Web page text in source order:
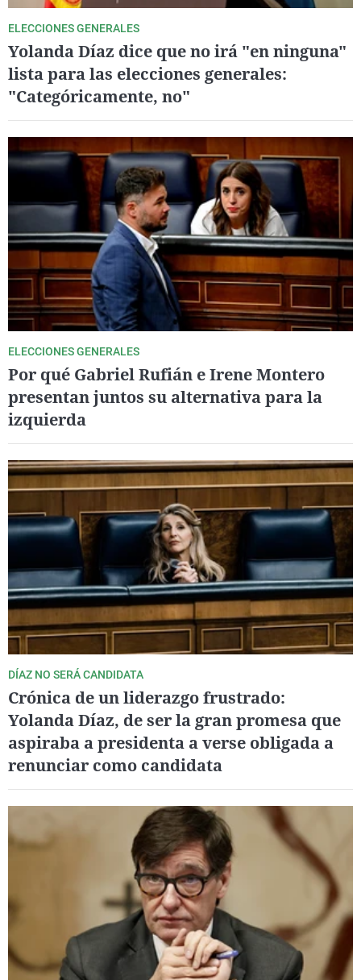
ELECCIONES GENERALES
Yolanda Díaz dice que no irá "en ninguna"
lista para las elecciones generales:
"Categóricamente, no"
ELECCIONES GENERALES
Por qué Gabriel Rufián e Irene Montero
presentan juntos su alternativa para la
izquierda
DÍAZ NO SERÁ CANDIDATA
Crónica de un liderazgo frustrado:
Yolanda Díaz, de ser la gran promesa que
aspiraba a presidenta a verse obligada a
renunciar como candidata